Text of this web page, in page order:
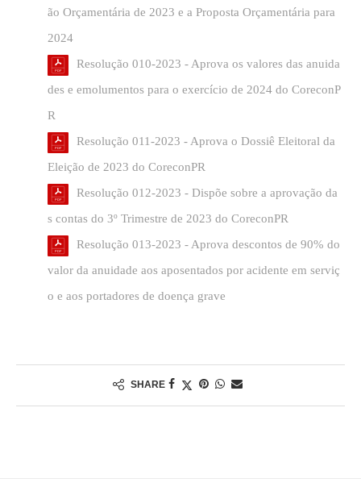
ão Orçamentária de 2023 e a Proposta Orçamentária para
2024
Resolução 010-2023 - Aprova os valores das anuida
des e emolumentos para o exercício de 2024 do CoreconP
R
Resolução 011-2023 - Aprova o Dossiê Eleitoral da
Eleição de 2023 do CoreconPR
Resolução 012-2023 - Dispõe sobre a aprovação da
s contas do 3º Trimestre de 2023 do CoreconPR
Resolução 013-2023 - Aprova descontos de 90% do
valor da anuidade aos aposentados por acidente em serviç
o e aos portadores de doença grave
SHARE